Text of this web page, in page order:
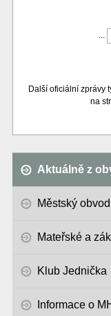
...
Další oficiální zprávy
na
Aktuálně z
Městský
Mateřské a
Klub Jednička
Informace o